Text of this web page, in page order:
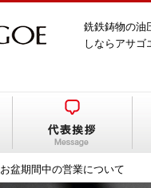
銑鉄鋳物の油
しならアサゴ
お盆期間中の営業について